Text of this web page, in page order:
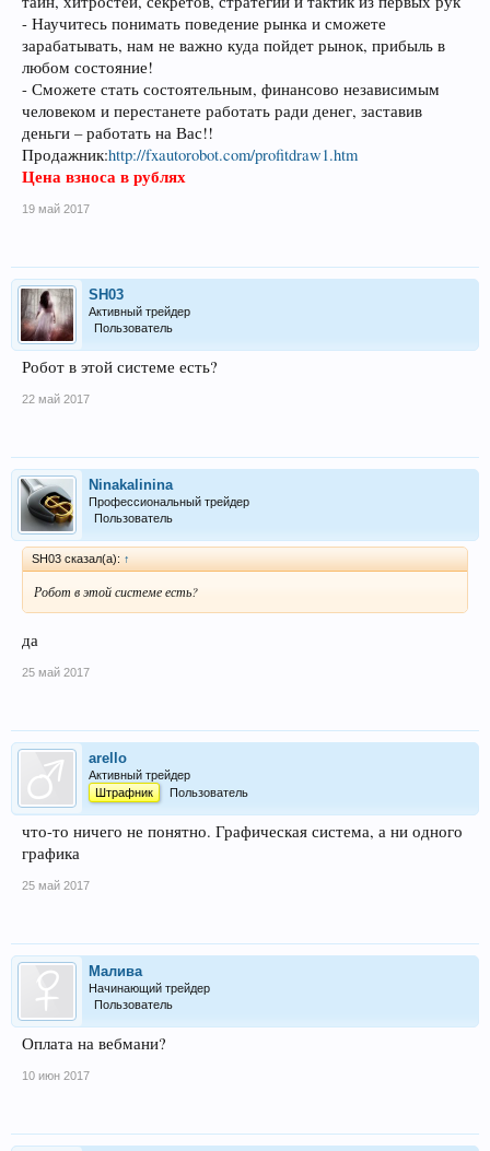
- Научитесь понимать поведение рынка и сможете
зарабатывать, нам не важно куда пойдет рынок, прибыль в
любом состояние!
- Сможете стать состоятельным, финансово независимым
человеком и перестанете работать ради денег, заставив
деньги – работать на Вас!!
Продажник:http://fxautorobot.com/profitdraw1.htm
Цена взноса в рублях
19 май 2017
SH03
Активный трейдер
Пользователь
Робот в этой системе есть?
22 май 2017
Ninakalinina
Профессиональный трейдер
Пользователь
SH03 сказал(а): ↑
Робот в этой системе есть?
да
25 май 2017
arello
Активный трейдер
Штрафник
Пользователь
что-то ничего не понятно. Графическая система, а ни одного
графика
25 май 2017
Малива
Начинающий трейдер
Пользователь
Оплата на вебмани?
10 июн 2017